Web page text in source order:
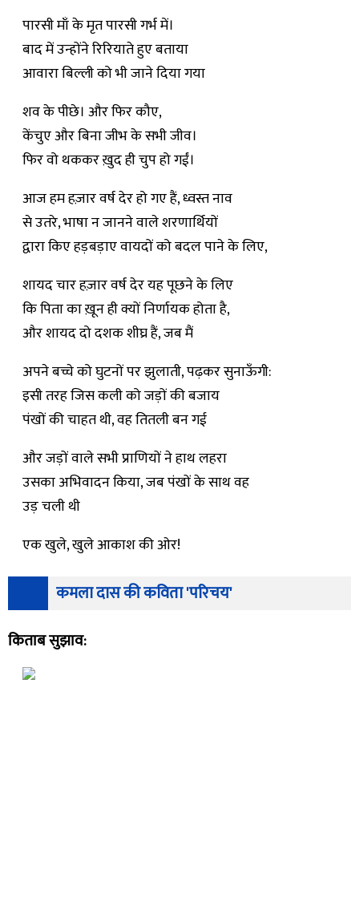
पारसी माँ के मृत पारसी गर्भ में।
बाद में उन्होंने रिरियाते हुए बताया
आवारा बिल्ली को भी जाने दिया गया
शव के पीछे। और फिर कौए,
केंचुए और बिना जीभ के सभी जीव।
फिर वो थककर ख़ुद ही चुप हो गईं।
आज हम हज़ार वर्ष देर हो गए हैं, ध्वस्त नाव
से उतरे, भाषा न जानने वाले शरणार्थियों
द्वारा किए हड़बड़ाए वायदों को बदल पाने के लिए,
शायद चार हज़ार वर्ष देर यह पूछने के लिए
कि पिता का ख़ून ही क्यों निर्णायक होता है,
और शायद दो दशक शीघ्र हैं, जब मैं
अपने बच्चे को घुटनों पर झुलाती, पढ़कर सुनाऊँगी:
इसी तरह जिस कली को जड़ों की बजाय
पंखों की चाहत थी, वह तितली बन गई
और जड़ों वाले सभी प्राणियों ने हाथ लहरा
उसका अभिवादन किया, जब पंखों के साथ वह
उड़ चली थी
एक खुले, खुले आकाश की ओर!
कमला दास की कविता 'परिचय'
किताब सुझाव: